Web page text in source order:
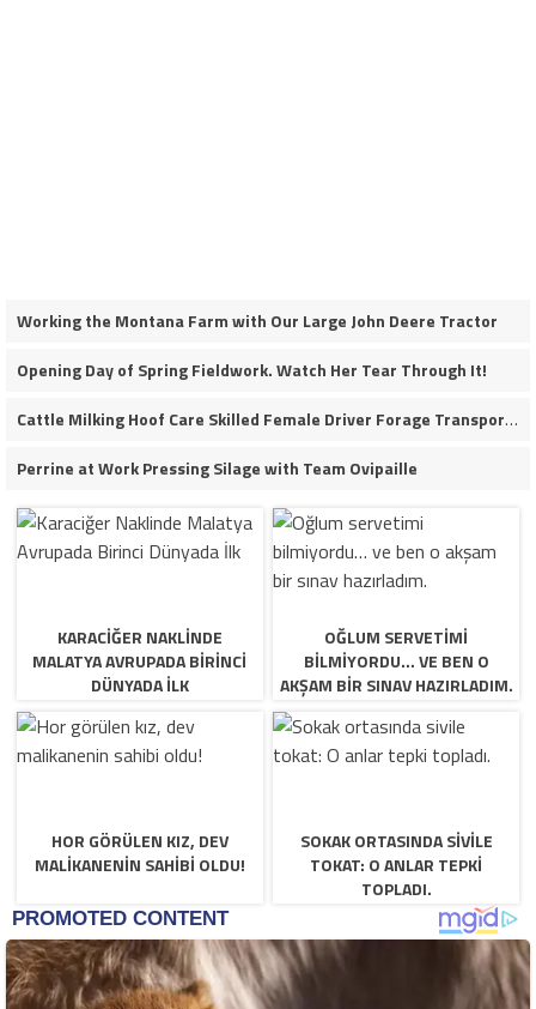
Working the Montana Farm with Our Large John Deere Tractor
Opening Day of Spring Fieldwork. Watch Her Tear Through It!
Cattle Milking Hoof Care Skilled Female Driver Forage Transport Calf Moving Operations
Perrine at Work Pressing Silage with Team Ovipaille
KARACIĞER NAKLINDE
MALATYA AVRUPADA BIRINCI
DÜNYADA İLK
OĞLUM SERVETIMI
BILMIYORDU… VE BEN O
AKŞAM BIR SINAV HAZIRLADIM.
HOR GÖRÜLEN KIZ, DEV
MALIKANENIN SAHIBI OLDU!
SOKAK ORTASINDA SIVILE
TOKAT: O ANLAR TEPKI
TOPLADI.